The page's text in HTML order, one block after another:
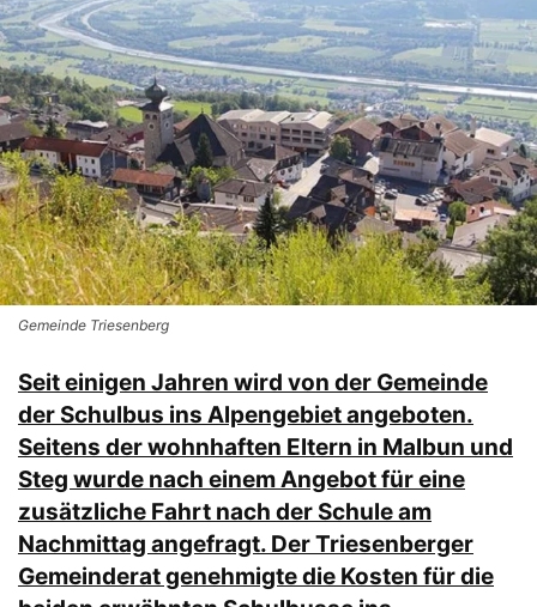
Gemeinde Triesenberg
Seit einigen Jahren wird von der Gemeinde
der Schulbus ins Alpengebiet angeboten.
Seitens der wohnhaften Eltern in Malbun und
Steg wurde nach einem Angebot für eine
zusätzliche Fahrt nach der Schule am
Nachmittag angefragt. Der Triesenberger
Gemeinderat genehmigte die Kosten für die